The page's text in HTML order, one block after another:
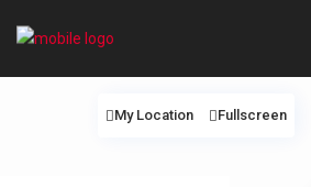
My Location Fullscreen